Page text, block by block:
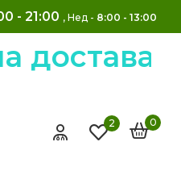
- 21:00 , Нед - 8:00 - 13:00
на
2 0